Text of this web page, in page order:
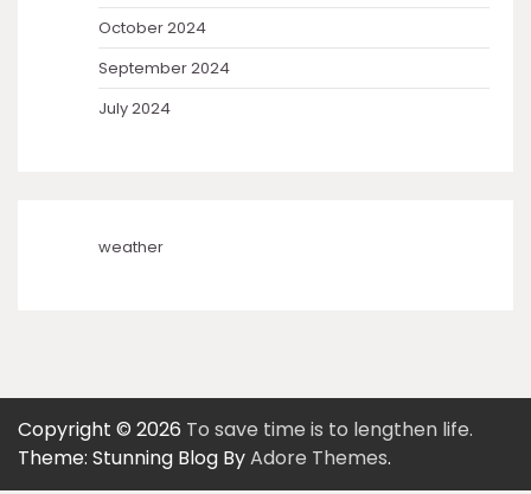
October 2024
September 2024
July 2024
weather
Copyright © 2026 To save time is to lengthen life.
Theme: Stunning Blog ByAdore Themes.